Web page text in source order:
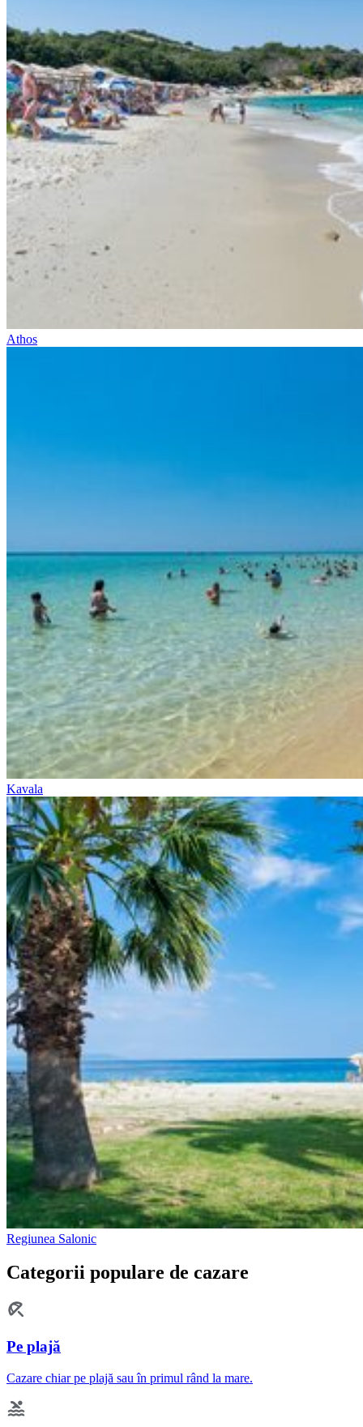
Athos
Kavala
Regiunea Salonic
Categorii populare de cazare
Pe plajă
Cazare chiar pe plajă sau în primul rând la mare.